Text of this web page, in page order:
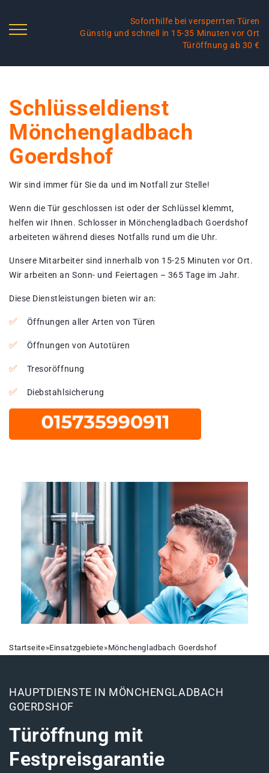
Soforthilfe bei versperrten Türen
Günstig und schnell in 15-35 Minuten vor Ort
Türöffnung ab 30 €
Schlüsseldienst
Mönchengladbach
Goerdshof
Wir sind immer für Sie da und im Notfall zur Stelle!
Wenn die Tür geschlossen ist oder der Schlüssel klemmt,
helfen wir Ihnen. Schlosser in Mönchengladbach Goerdshof
arbeiteten während dieses Notfalls rund um die Uhr.
Unsere Mitarbeiter sind innerhalb von 15-25 Minuten vor Ort.
Wir arbeiten an Sonn- und Feiertagen – 365 Tage im Jahr.
Diese Dienstleistungen bieten wir an:
Öffnungen aller Arten von Türen
Öffnungen von Autotüren
Tresoröffnung
Diebstahlsicherung
Startseite»Einsatzgebiete»Mönchengladbach Goerdshof
HAUPTDIENSTE IN MÖNCHENGLADBACH
GOERDSHOF
Türöffnung mit
Festpreisgarantie